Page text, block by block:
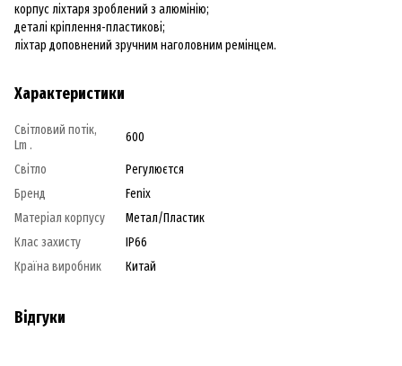
корпус ліхтаря зроблений з алюмінію;
деталі кріплення-пластикові;
ліхтар доповнений зручним наголовним ремінцем.
Характеристики
Світловий потік,
Lm .
600
Світло
Регулюєтся
Бренд
Fenix
Матеріал корпусу
Метал/Пластик
Клас захисту
IP66
Країна виробник
Китай
Відгуки